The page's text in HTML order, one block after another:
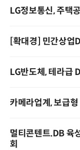
LG정보통신, 주택
[확대경] 민간상업
LG반도체, 테라급
카메라업계, 보급
멀티콘텐트.DB 육
회